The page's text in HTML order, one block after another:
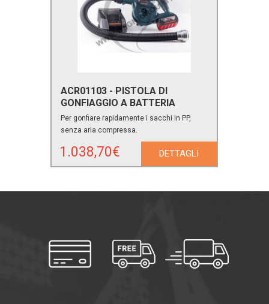
ACR01103 - PISTOLA DI
GONFIAGGIO A BATTERIA
Per gonfiare rapidamente i sacchi in PP,
senza aria compressa.
1.038,70€ DETTAGLI